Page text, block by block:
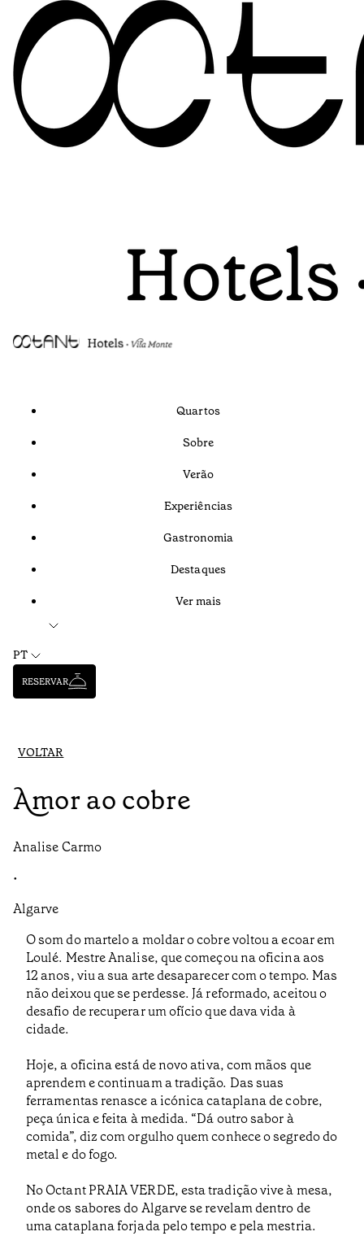
Quartos
Sobre
Verão
Experiências
Gastronomia
Destaques
Ver mais
PT
RESERVAR
VOLTAR
Amor ao cobre
Analise Carmo
•
Algarve
O som do martelo a moldar o cobre voltou a ecoar em
Loulé. Mestre Analise, que começou na oficina aos
12 anos, viu a sua arte desaparecer com o tempo. Mas
não deixou que se perdesse. Já reformado, aceitou o
desafio de recuperar um ofício que dava vida à
cidade.
Hoje, a oficina está de novo ativa, com mãos que
aprendem e continuam a tradição. Das suas
ferramentas renasce a icónica cataplana de cobre,
peça única e feita à medida. “Dá outro sabor à
comida”, diz com orgulho quem conhece o segredo do
metal e do fogo.
No Octant PRAIA VERDE, esta tradição vive à mesa,
onde os sabores do Algarve se revelam dentro de
uma cataplana forjada pelo tempo e pela mestria.